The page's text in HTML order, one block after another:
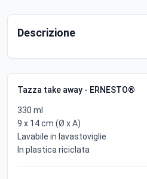
Descrizione
Tazza take away - ERNESTO®
330 ml
9 x 14 cm (Ø x A)
Lavabile in lavastoviglie
In plastica riciclata